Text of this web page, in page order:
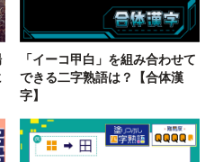
「イーコ甲白」を組み合わせて
できる二字熟語は？【合体漢
字】